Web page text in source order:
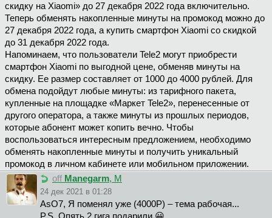
скидку на Xiaomi» до 27 декабря 2022 года включительно.
Теперь обменять накопленные минуты на промокод можно до
27 декабря 2022 года, а купить смартфон Xiaomi со скидкой
до 31 декабря 2022 года.
Напоминаем, что пользователи Tele2 могут приобрести
смартфон Xiaomi по выгодной цене, обменяв минуты на
скидку. Ее размер составляет от 1000 до 4000 рублей. Для
обмена подойдут любые минуты: из тарифного пакета,
купленные на площадке «Маркет Tele2», перенесенные от
другого оператора, а также минуты из прошлых периодов,
которые абонент может копить вечно. Чтобы
воспользоваться интересным предложением, необходимо
обменять накопленные минуты и получить уникальный
промокод в личном кабинете или мобильном приложении.
off Manegarm, М
24 дек 2021 в 01:28
AsO7, Я поменял уже (4000Р) – тема рабочая...